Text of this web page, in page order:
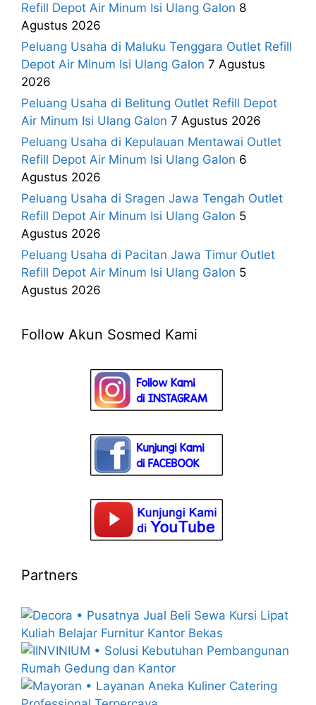
Refill Depot Air Minum Isi Ulang Galon 8
Agustus 2026
Peluang Usaha di Maluku Tenggara Outlet Refill
Depot Air Minum Isi Ulang Galon 7 Agustus
2026
Peluang Usaha di Belitung Outlet Refill Depot
Air Minum Isi Ulang Galon 7 Agustus 2026
Peluang Usaha di Kepulauan Mentawai Outlet
Refill Depot Air Minum Isi Ulang Galon 6
Agustus 2026
Peluang Usaha di Sragen Jawa Tengah Outlet
Refill Depot Air Minum Isi Ulang Galon 5
Agustus 2026
Peluang Usaha di Pacitan Jawa Timur Outlet
Refill Depot Air Minum Isi Ulang Galon 5
Agustus 2026
Follow Akun Sosmed Kami
Partners